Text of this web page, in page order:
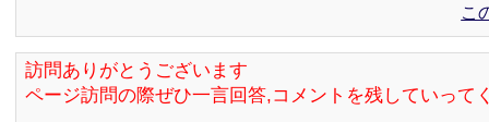
こ
訪問ありがとうございます
ページ訪問の際ぜひ一言回答,コメントを残していって